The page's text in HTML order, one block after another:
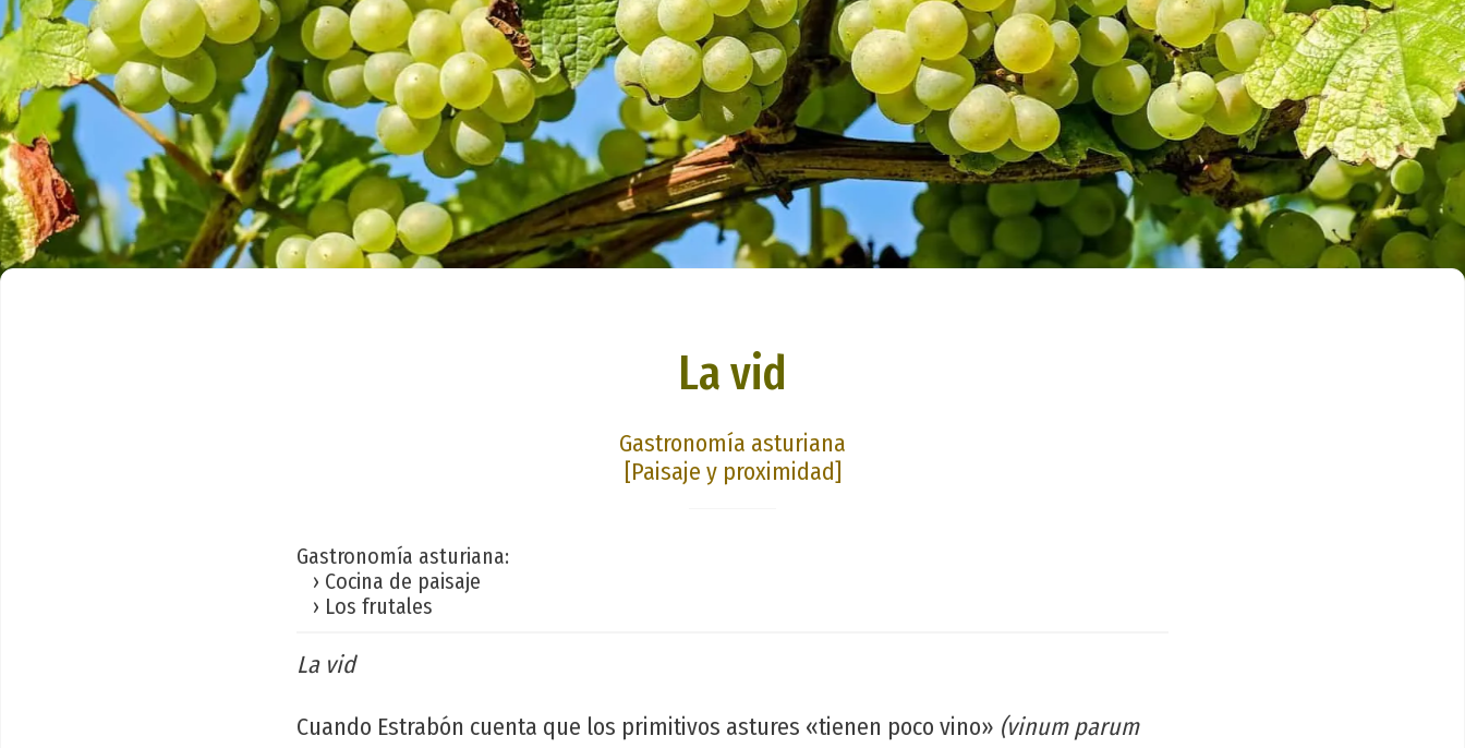
La vid
Gastronomía asturiana
[Paisaje y proximidad]
Gastronomía asturiana:
› Cocina de paisaje
› Los frutales
La vid
Cuando Estrabón cuenta que los primitivos astures «tienen poco vino» (vinum parum